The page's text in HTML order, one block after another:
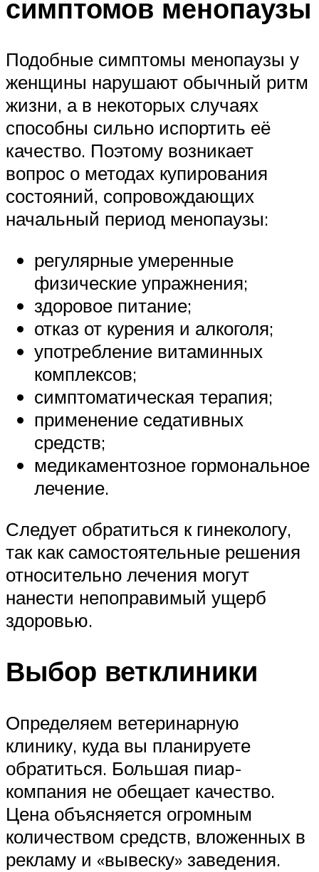
симптомов менопаузы
Подобные симптомы менопаузы у
женщины нарушают обычный ритм
жизни, а в некоторых случаях
способны сильно испортить её
качество. Поэтому возникает
вопрос о методах купирования
состояний, сопровождающих
начальный период менопаузы:
регулярные умеренные
физические упражнения;
здоровое питание;
отказ от курения и алкоголя;
употребление витаминных
комплексов;
симптоматическая терапия;
применение седативных
средств;
медикаментозное гормональное
лечение.
Следует обратиться к гинекологу,
так как самостоятельные решения
относительно лечения могут
нанести непоправимый ущерб
здоровью.
Выбор ветклиники
Определяем ветеринарную
клинику, куда вы планируете
обратиться. Большая пиар-
компания не обещает качество.
Цена объясняется огромным
количеством средств, вложенных в
рекламу и «вывеску» заведения.